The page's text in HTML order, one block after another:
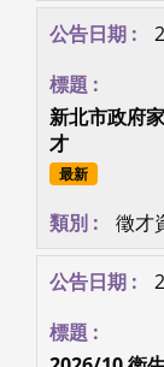
新北市政府
才
最新
徵才